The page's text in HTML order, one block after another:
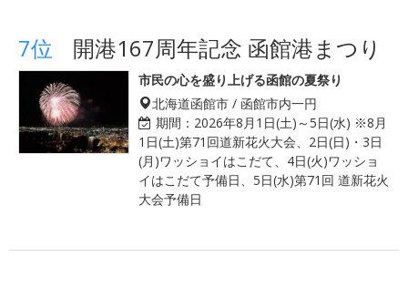
7位 開港167周年記念 函館港まつり
市民の心を盛り上げる函館の夏祭り
北海道函館市 / 函館市内一円
期間： 2026年8月1日(土)～5日(水) ※8月
1日(土)第71回道新花火大会、2日(日)・3日
(月)ワッショイはこだて、4日(火)ワッショ
イはこだて予備日、5日(水)第71回 道新花火
大会予備日